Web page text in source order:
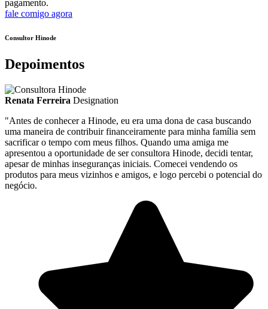
pagamento.
fale comigo agora
Consultor Hinode
Depoimentos
Renata Ferreira Designation
"Antes de conhecer a Hinode, eu era uma dona de casa buscando
uma maneira de contribuir financeiramente para minha família sem
sacrificar o tempo com meus filhos. Quando uma amiga me
apresentou a oportunidade de ser consultora Hinode, decidi tentar,
apesar de minhas inseguranças iniciais. Comecei vendendo os
produtos para meus vizinhos e amigos, e logo percebi o potencial do
negócio.